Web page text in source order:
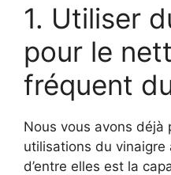
1. Utiliser
pour le
fréquent
Nous vous avons déjà
utilisations du vinaigre
d’entre elles est la